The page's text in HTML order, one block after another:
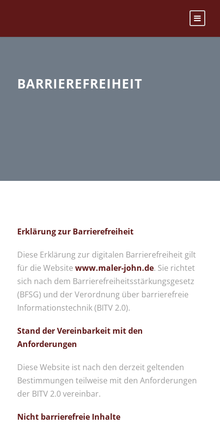
BARRIEREFREIHEIT
Erklärung zur Barrierefreiheit
Diese Erklärung zur digitalen Barrierefreiheit gilt
für die Website www.maler-john.de. Sie richtet
sich nach dem Barrierefreiheitsstärkungsgesetz
(BFSG) und der Verordnung über barrierefreie
Informationstechnik (BITV 2.0).
Stand der Vereinbarkeit mit den
Anforderungen
Diese Website ist nach den derzeit geltenden
Bestimmungen teilweise mit den Anforderungen
der BITV 2.0 vereinbar.
Nicht barrierefreie Inhalte